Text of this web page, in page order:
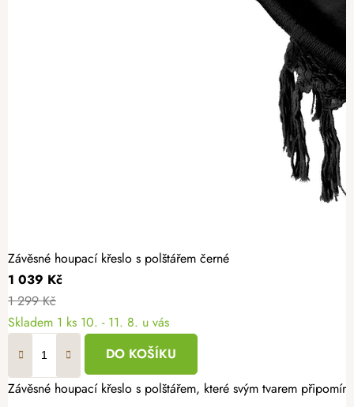
Závěsné houpací křeslo s polštářem černé
1 039 Kč
1 299 Kč
Skladem 1 ks 10. - 11. 8. u vás
DO KOŠÍKU
Závěsné houpací křeslo s polštářem, které svým tvarem